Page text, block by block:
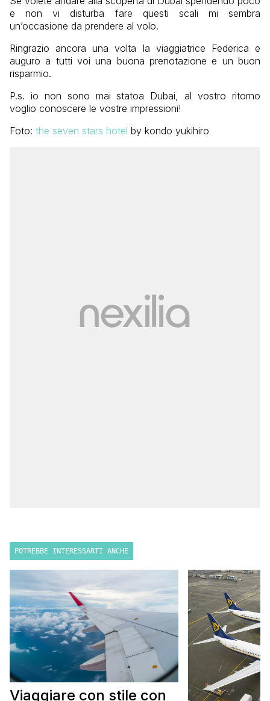
e non vi disturba fare questi scali mi sembra
un’occasione da prendere al volo.
Ringrazio ancora una volta la viaggiatrice Federica e
auguro a tutti voi una buona prenotazione e un buon
risparmio.
P.s. io non sono mai statoa Dubai, al vostro ritorno
voglio conoscere le vostre impressioni!
Foto: the seven stars hotel by kondo yukihiro
POTREBBE INTERESSARTI ANCHE
Viaggiare con stile con